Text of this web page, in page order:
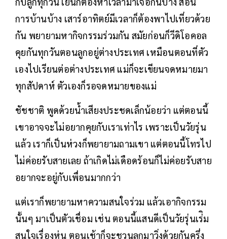
การบ้านบ้าง เสาร์อาทิตย์มีเวลาก็ต้องพาไปเที่ยวด้วย
กัน พยายามหากิจกรรมร่วมกัน สมัยก่อนก็วีดิโอคอล
คุยกันทุกวันตอนลูกอยู่ต่างประเทศ เหมือนตอนที่ตัว
เองไปเรียนต่อต่างประเทศ แม่ก็จะเขียนจดหมายมา
ทุกสัปดาห์ ตัวเองก็รอจดหมายของแม่
ชัชชาติ พูดด้วยน้ำเสียงประชดเล็กน้อยว่า แต่ตอนนี้
เขาอาจจะไม่อยากคุยกับเราเท่าไร เพราะเป็นวัยรุ่น
แล้ว เราก็เป็นห่วงก็พยายามถามเขา แต่ตอนนี้โทรไป
ไม่ค่อยรับสายเลย ถ้าเกิดไม่เดือดร้อนก็ไม่ค่อยรับสาย
อยากจะอยู่กับเพื่อนมากกว่า
แต่เราก็พยายามหาความสนใจร่วม แล้วเอากิจกรรม
นั้นๆ มาเป็นตัวเชื่อม เช่น ตอนนี้แสนดีเป็นวัยรุ่นเร่ิม
สนใจเรื่องหุ่น ตอนเช้าก็จะชวนลูกมาวิ่งด้วยกันครึ่ง